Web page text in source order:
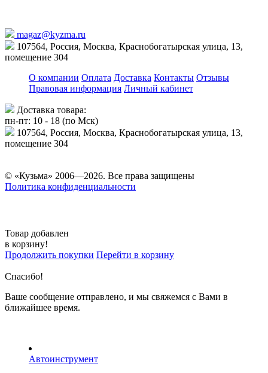
magaz@kyzma.ru
107564, Россия, Москва, Краснобогатырская улица, 13,
помещение 304
О компании Оплата Доставка Контакты Отзывы
Правовая информация Личный кабинет
Доставка товара:
пн-пт: 10 - 18 (по Мск)
107564, Россия, Москва, Краснобогатырская улица, 13,
помещение 304
© «Кузьма» 2006—2026. Все права защищены
Политика конфиденциальности
Товар добавлен
в корзину!
Продолжить покупки Перейти в корзину
Спасибо!
Ваше сообщение отправлено, и мы свяжемся с Вами в
ближайшее время.
Автоинструмент